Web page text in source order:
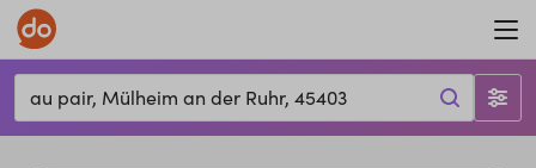
au pair, Mülheim an der Ruhr, 45403